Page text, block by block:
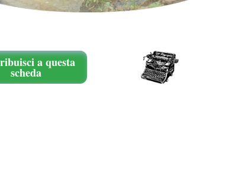
a questa
scheda